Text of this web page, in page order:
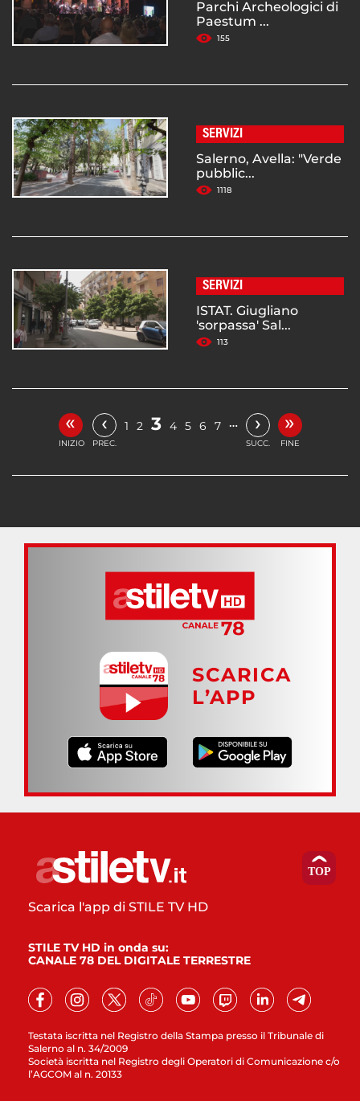
Parchi Archeologici di
Paestum ...
155
SERVIZI
Salerno, Avella: "Verde
pubblic...
1118
SERVIZI
ISTAT. Giugliano
'sorpassa' Sal...
113
«
INIZIO
‹
PREC.
1 2 3 4 5 6 7 … ›
SUCC.
»
FINE
SCARICA
L’APP
Testata iscritta nel Registro della Stampa presso il Tribunale di
Salerno al n. 34/2009
Società iscritta nel Registro degli Operatori di Comunicazione c/o
l’AGCOM al n. 20133
Scarica l'app di STILE TV HD
STILE TV HD in onda su:
CANALE 78 DEL DIGITALE TERRESTRE